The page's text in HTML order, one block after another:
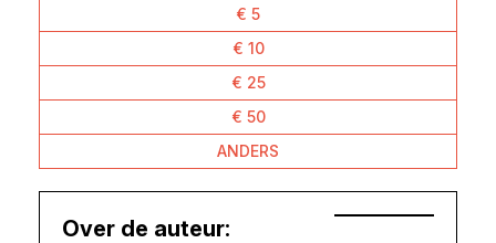
€ 5
€ 10
€ 25
€ 50
ANDERS
Over de auteur: